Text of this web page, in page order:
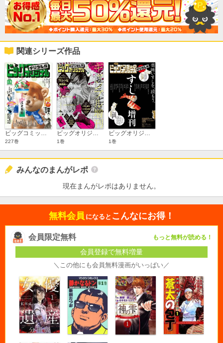
関連シリーズ作品
227巻
ビッグオリジナル ギャンブル増刊
1巻
ビッグオリジナル すし増刊
1巻
みんなのまんがレポ
現在まんがレポはありません。
無料会員 になると こんなにお得！
会員限定無料 もっと無料が読める！
会員登録で無料増量
＼この他にも会員無料漫画がいっぱい／